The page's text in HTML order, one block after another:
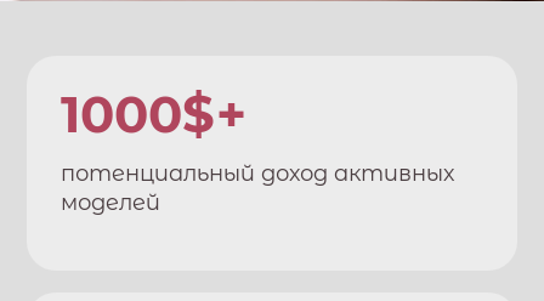
1000$+
потенциальный доход активных
моделей